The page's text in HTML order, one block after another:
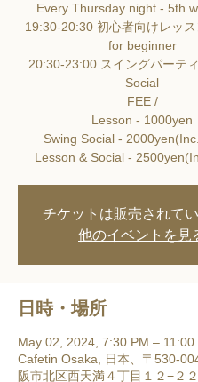
Every Thursday night - 5th
19:30-20:30 初心者向けレッ
for beginner
20:30-23:00 スイングパーテ
Social
FEE /
Lesson - 1000yen
Swing Social -
Lesson & Social -
チケットは販売されて
他のイベントを見
日時・場所
May 02, 2024, 7:30 PM – 11:00
Cafetin Osaka, 日本、〒530-
阪市北区西天満４丁目１２−２